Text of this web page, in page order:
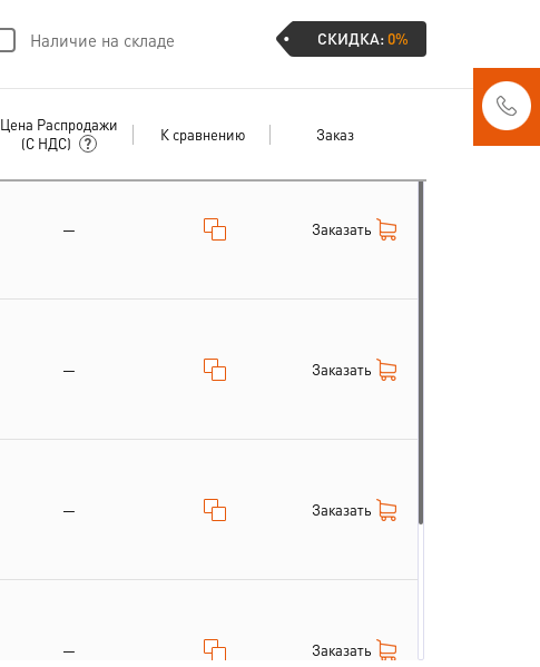
Наличие на складе СКИДКА:0%
Цена Распродажи
(С НДС)
К сравнению Заказ
— Заказать
— Заказать
— Заказать
— Заказать